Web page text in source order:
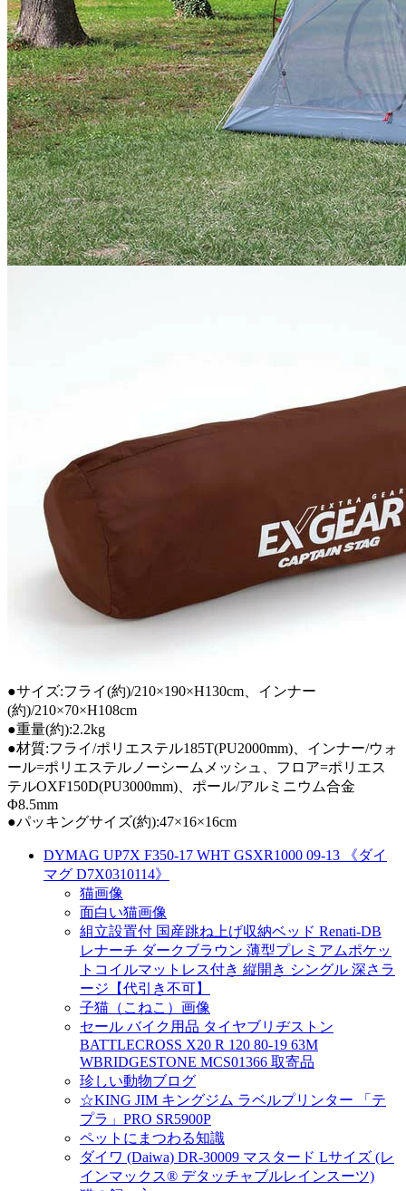
●サイズ:フライ(約)/210×190×H130cm、インナー
(約)/210×70×H108cm
●重量(約):2.2kg
●材質:フライ/ポリエステル185T(PU2000mm)、インナー/ウォ
ール=ポリエステルノーシームメッシュ、フロア=ポリエス
テルOXF150D(PU3000mm)、ポール/アルミニウム合金
Φ8.5mm
●パッキングサイズ(約):47×16×16cm
DYMAG UP7X F350-17 WHT GSXR1000 09-13 《ダイ
マグ D7X0310114》
猫画像
面白い猫画像
組立設置付 国産跳ね上げ収納ベッド Renati-DB
レナーチ ダークブラウン 薄型プレミアムポケッ
トコイルマットレス付き 縦開き シングル 深さラ
ージ【代引き不可】
子猫（こねこ）画像
セール バイク用品 タイヤブリヂストン
BATTLECROSS X20 R 120 80-19 63M
WBRIDGESTONE MCS01366 取寄品
珍しい動物ブログ
☆KING JIM キングジム ラベルプリンター 「テ
プラ」PRO SR5900P
ペットにまつわる知識
ダイワ (Daiwa) DR-30009 マスタード Lサイズ (レ
インマックス® デタッチャブルレインスーツ)